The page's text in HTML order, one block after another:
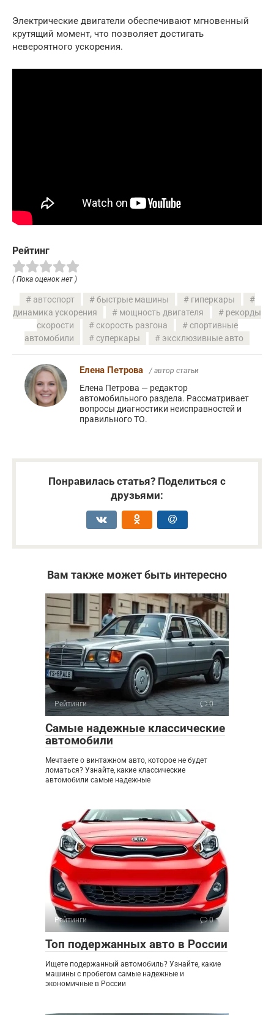
Электрические двигатели обеспечивают мгновенный
крутящий момент, что позволяет достигать
невероятного ускорения.
Рейтинг
( Пока оценок нет )
автоспорт быстрые машины
гиперкары
динамика ускорения
мощность двигателя
рекорды
скорости
скорость разгона
спортивные
автомобили
суперкары эксклюзивные авто
Елена Петрова / автор статьи
Елена Петрова — редактор
автомобильного раздела. Рассматривает
вопросы диагностики неисправностей и
правильного ТО.
Понравилась статья? Поделиться с
друзьями:
Вам также может быть интересно
Рейтинги 0
Самые надежные классические
автомобили
Мечтаете о винтажном авто, которое не будет
ломаться? Узнайте, какие классические
автомобили самые надежные
Рейтинги 0
Топ подержанных авто в России
Ищете подержанный автомобиль? Узнайте, какие
машины с пробегом самые надежные и
экономичные в России